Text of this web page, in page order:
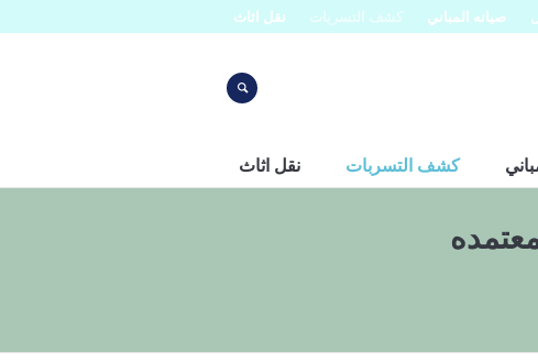
صيانه المباني كشف التسربات نقل اثاث
كشف التسربات نقل اثاث